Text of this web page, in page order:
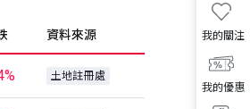
我的優惠
我的關注
資料來源
土地註冊處